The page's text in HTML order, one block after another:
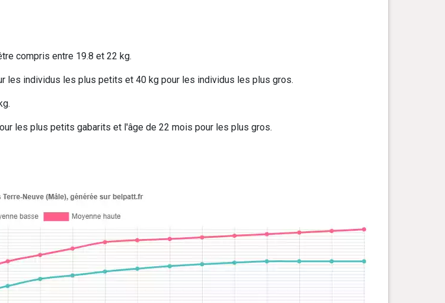
compris entre 19.8 et 22 kg.
les individus les plus petits et 40 kg pour les individus les plus gros.
les plus petits gabarits et l'âge de 22 mois pour les plus gros.